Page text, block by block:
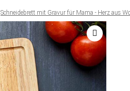
Schneidebrett mit Gravur für Mama - Herz aus